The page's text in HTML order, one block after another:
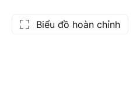
Biểu đồ hoàn chỉnh